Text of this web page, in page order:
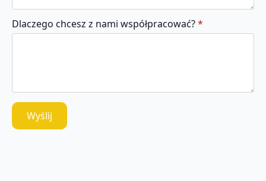
Dlaczego chcesz z nami współpracować?*
Wyślij